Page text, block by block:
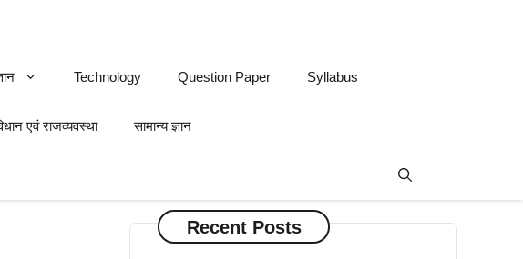
Technology Question Paper Syllabus
एवं राजव्यवस्था सामान्य ज्ञान
Recent Posts